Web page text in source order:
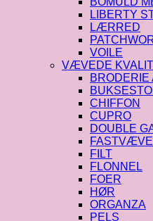
LIBERTY
LÆRRED
VOILE
VÆVEDE
BRODERIE
CHIFFON
CUPRO
DOUBLE
FILT
FLONNEL
FOER
HØR
ORGANZA
PELS